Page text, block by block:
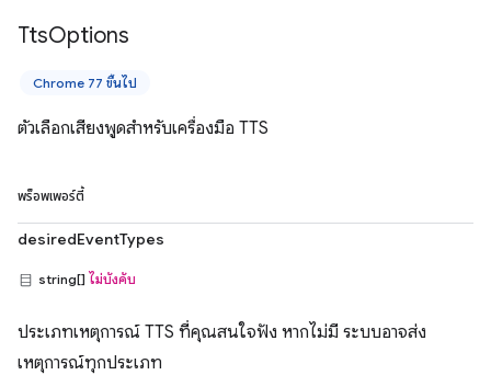
TtsOptions
Chrome 77 ขึ้นไป
ตัวเลือกเสียงพูดสำหรับเครื่องมือ TTS
พร็อพเพอร์ตี้
desiredEventTypes
string[] ไม่บังคับ
ประเภทเหตุการณ์ TTS ที่คุณสนใจฟัง หากไม่มี ระบบอาจส่ง
เหตุการณ์ทุกประเภท